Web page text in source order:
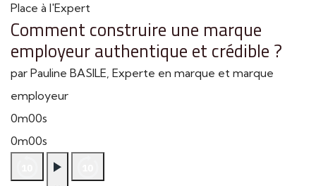
Place à l'Expert
Comment construire une marque
employeur authentique et crédible ?
par Pauline BASILE, Experte en marque et marque
employeur
0m00s
0m00s